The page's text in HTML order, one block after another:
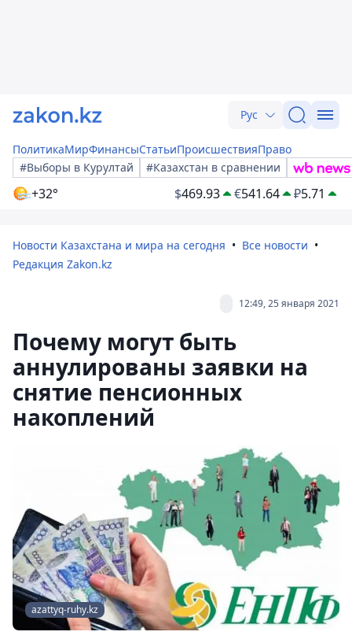
Рус
ПолитикаМирФинансыСтатьиПроисшествияПраво
#Выборы в Курултай
#Казахстан в сравнении
+32° $469.93 €541.64 ₽5.71
Новости Казахстана и мира на сегодня
Все новости
Редакция Zakon.kz
12:49, 25 января 2021
Почему могут быть
аннулированы заявки на
снятие пенсионных
накоплений
azattyq-ruhy.kz